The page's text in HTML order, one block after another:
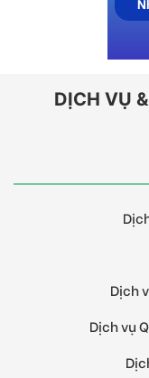
DỊCH VỤ
Dịch
Dịch vụ